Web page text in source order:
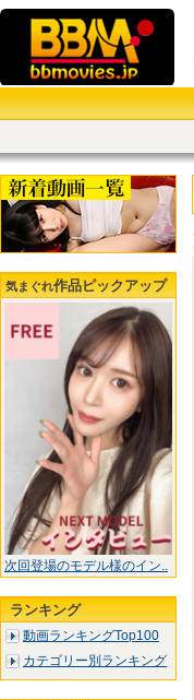
気まぐれ作品ピックアップ
次回登場のモデル様のイン..
ランキング
動画ランキングTop100
カテゴリー別ランキング